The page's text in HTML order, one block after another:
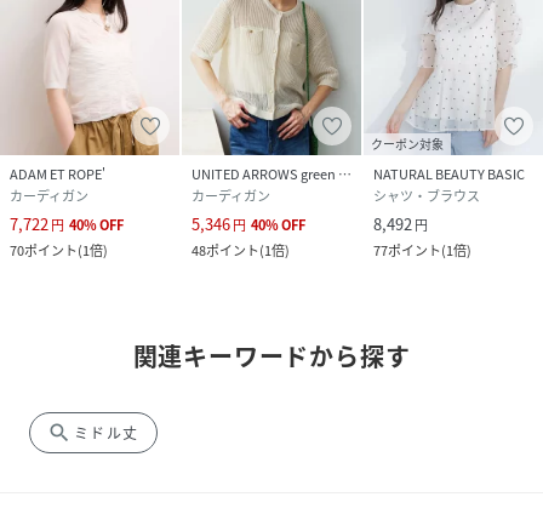
ADAM ET ROPE'
カーディガン
7,722 円 40%OFF
70ポイント(1倍)
UNITED ARROWS green label relaxing
カーディガン
5,346円 40%OFF
48ポイント(1倍)
クーポン対象
NATURAL BEAUTY BASIC
シャツ・ブラウス
8,492 円
77ポイント(1倍)
関連キーワードから探す
search ミドル丈